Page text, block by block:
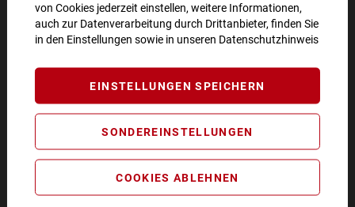
von Cookies jederzeit einstellen, weitere Informationen,
auch zur Datenverarbeitung durch Drittanbieter, finden Sie
in den Einstellungen sowie in unseren Datenschutzhinweis
EINSTELLUNGEN SPEICHERN
SONDEREINSTELLUNGEN
COOKIES ABLEHNEN
**Angebot gültig ab einem Bestellwert von 100€.
Abmeldung jederzeit möglich.
SO ERREICHEN SIE UNS
BIKEZEIT
Pommernstr. 4
93073 Neutraubling
Service-Hotline:09401 - 91 38 70